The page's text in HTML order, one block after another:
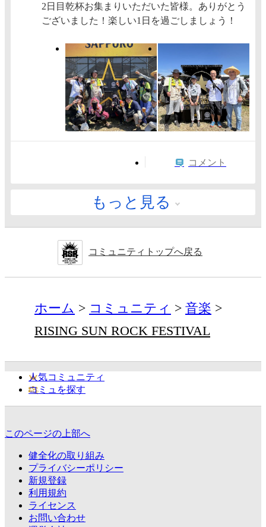
2日目乾杯お集まりいただいた皆様。ありがとう
ございました！楽しい1日を過ごしましょう！
コメント
もっと見る
コミュニティトップへ戻る
ホーム コミュニティ
音楽
RISING SUN ROCK FESTIVAL
人気コミュニティ
コミュを探す
このページの上部へ
健全化の取り組み
プライバシーポリシー
新規登録
利用規約
ライセンス
お問い合わせ